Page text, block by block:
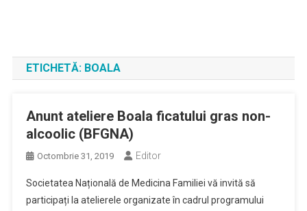
ETICHETĂ: BOALA
Anunt ateliere Boala ficatului gras non-
alcoolic (BFGNA)
Octombrie 31, 2019 Editor
Societatea Națională de Medicina Familiei vă invită să
participați la atelierele organizate în cadrul programului